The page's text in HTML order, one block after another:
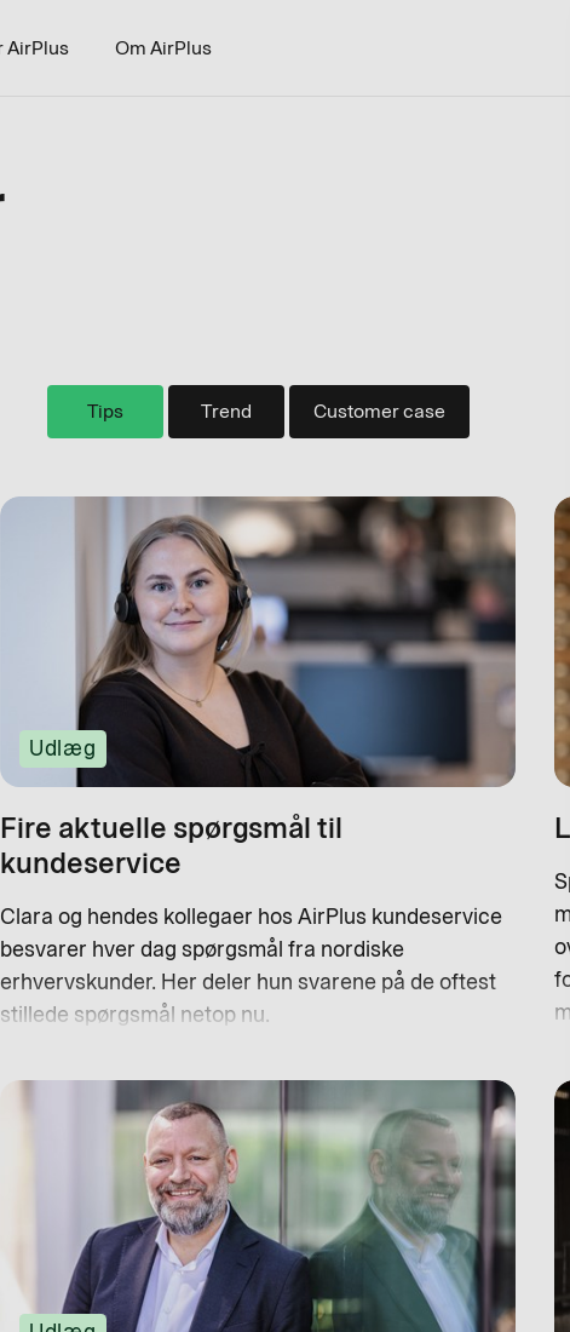
AirPlus Om AirPlus
Tips Trend Customer case
Udlæg
Fire aktuelle spørgsmål til
kundeservice
Clara og hendes kollegaer hos AirPlus kundeservice
besvarer hver dag spørgsmål fra nordiske
erhvervskunder. Her deler hun svarene på de oftest
stillede spørgsmål netop nu.